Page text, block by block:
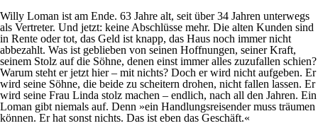
Willy Loman ist am Ende. 63 Jahre alt, seit über 34 Jahren unterwegs
als Vertreter. Und jetzt: keine Abschlüsse mehr. Die alten Kunden sind
in Rente oder tot, das Geld ist knapp, das Haus noch immer nicht
abbezahlt. Was ist geblieben von seinen Hoffnungen, seiner Kraft,
seinem Stolz auf die Söhne, denen einst immer alles zuzufallen schien?
Warum steht er jetzt hier – mit nichts? Doch er wird nicht aufgeben. Er
wird seine Söhne, die beide zu scheitern drohen, nicht fallen lassen. Er
wird seine Frau Linda stolz machen – endlich, nach all den Jahren. Ein
Loman gibt niemals auf. Denn »ein Handlungsreisender muss träumen
können. Er hat sonst nichts. Das ist eben das Geschäft.«